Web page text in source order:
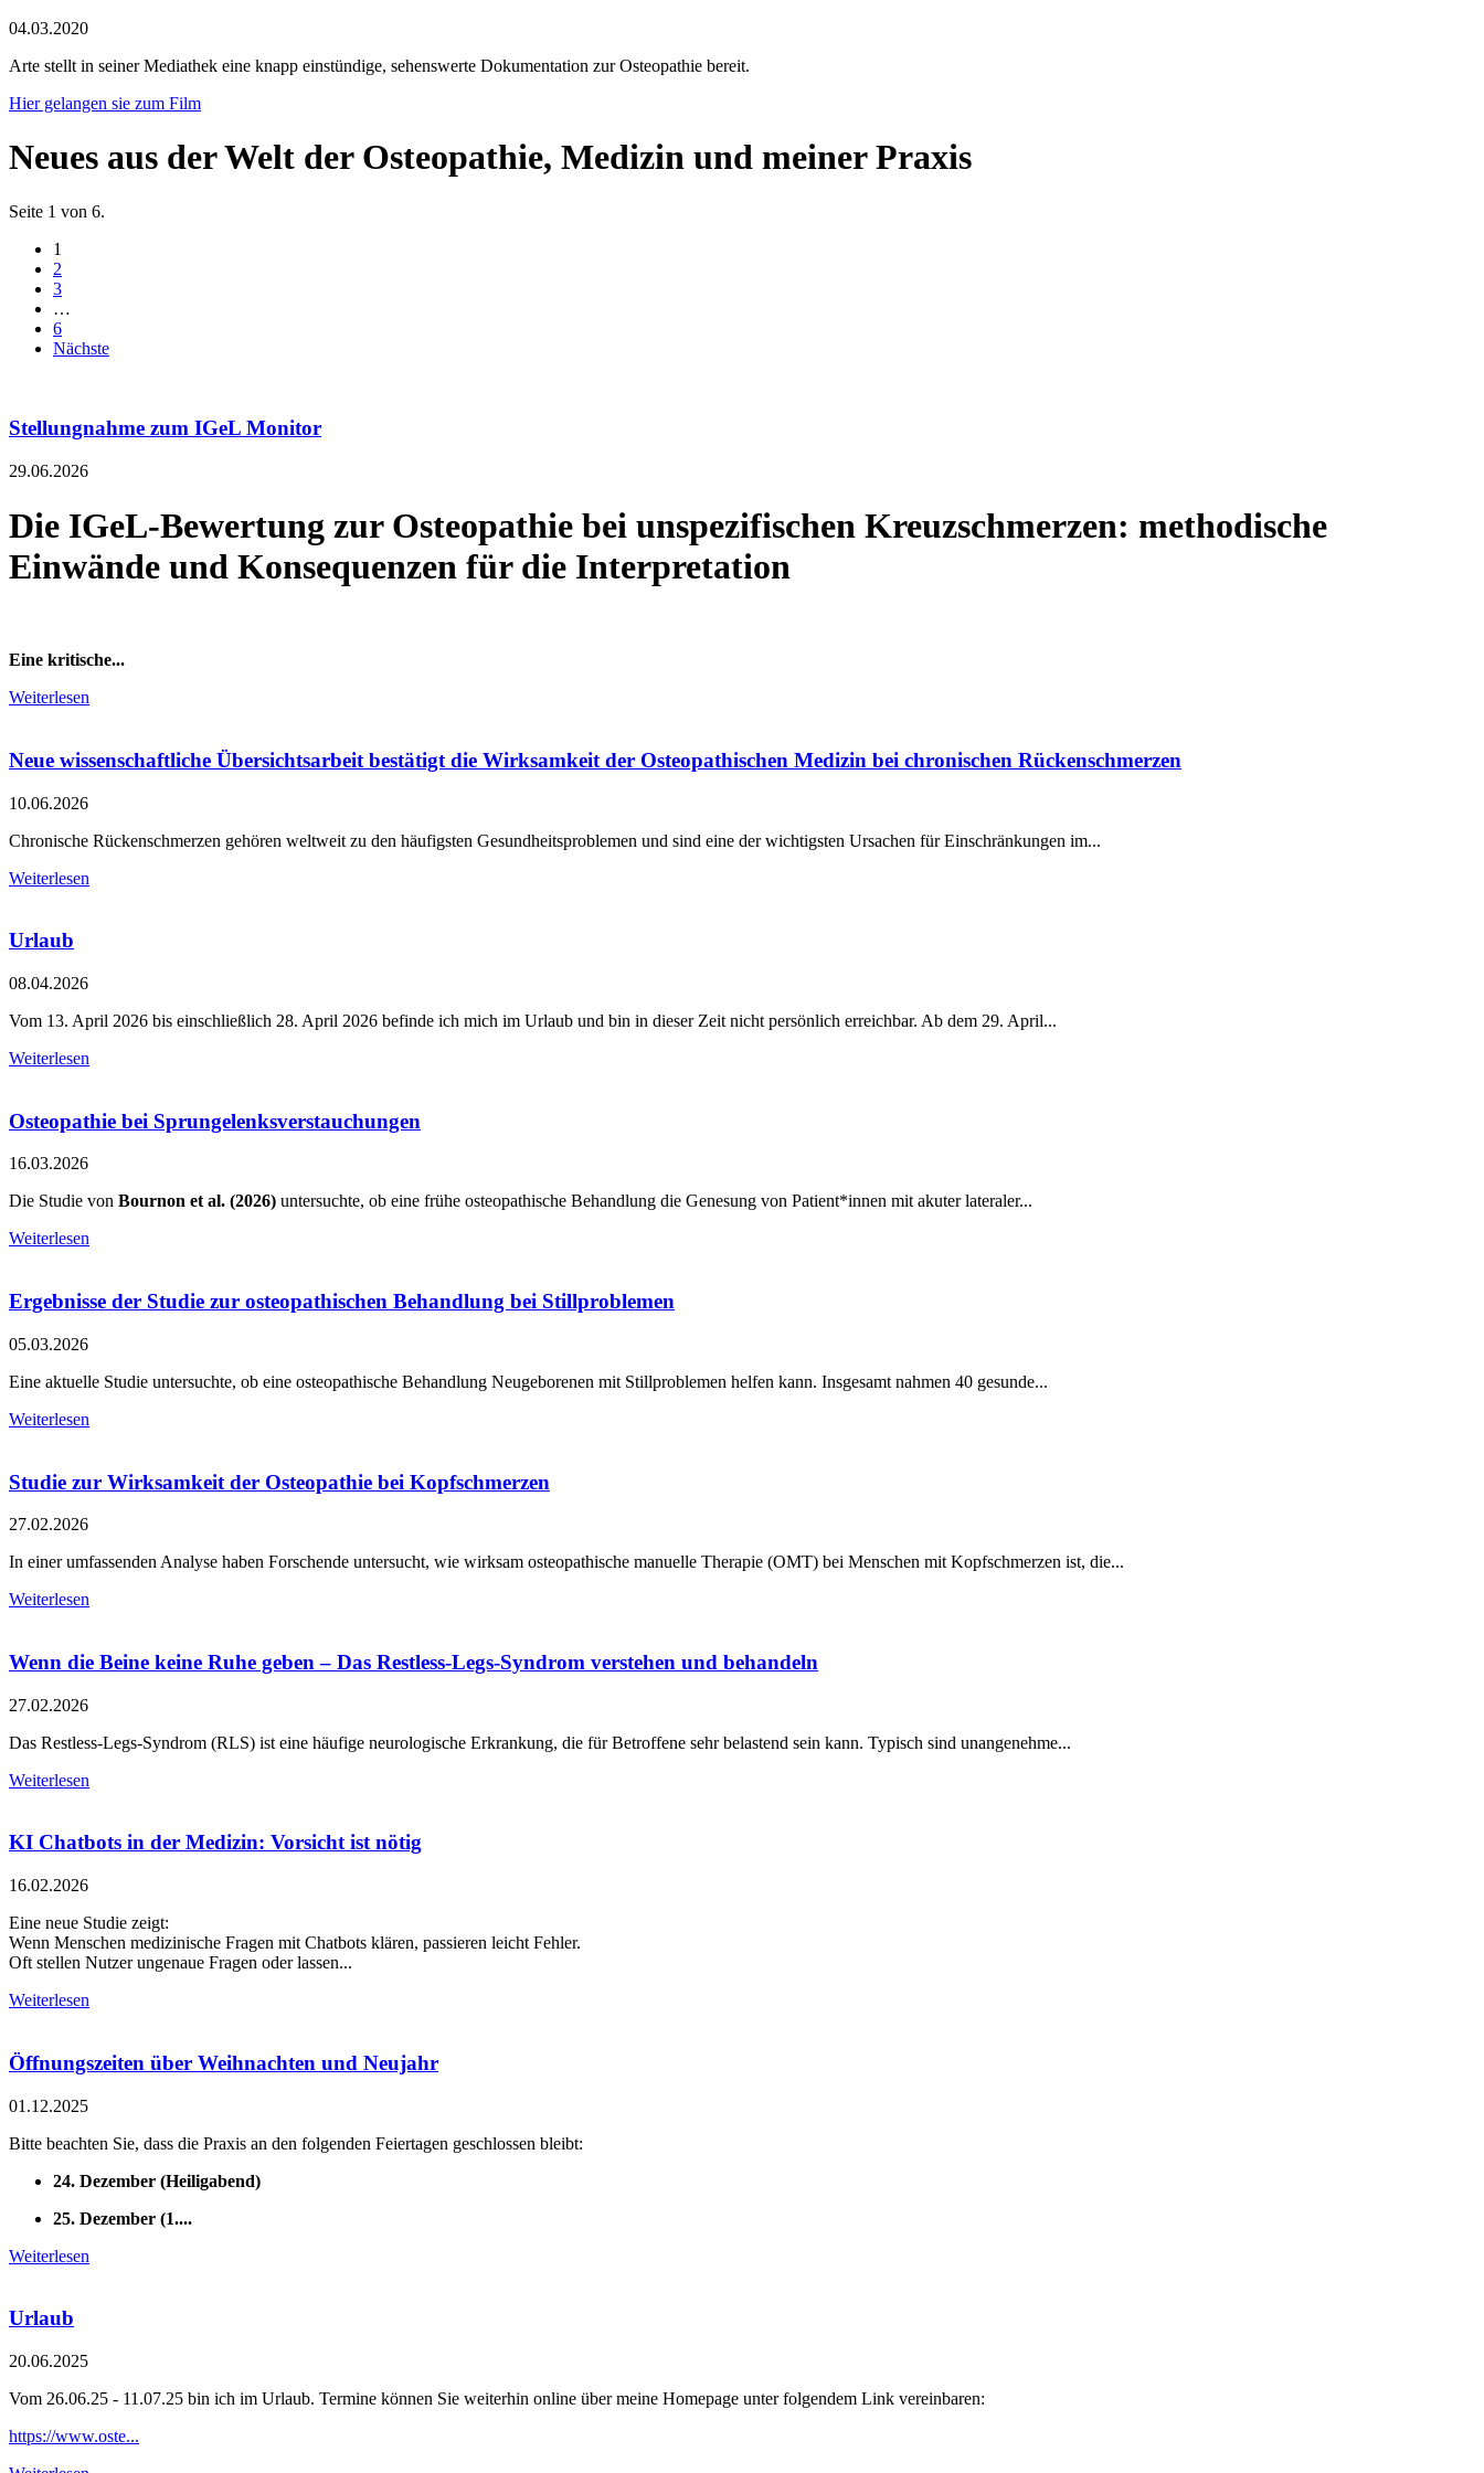
04.03.2020
Arte stellt in seiner Mediathek eine knapp einstündige, sehenswerte Dokumentation zur Osteopathie bereit.
Hier gelangen sie zum Film
Neues aus der Welt der Osteopathie, Medizin und meiner Praxis
Seite 1 von 6.
1
2
3
…
6
Nächste
Stellungnahme zum IGeL Monitor
29.06.2026
Die IGeL-Bewertung zur Osteopathie bei unspezifischen Kreuzschmerzen: methodische
Einwände und Konsequenzen für die Interpretation
Eine kritische...
Weiterlesen
Neue wissenschaftliche Übersichtsarbeit bestätigt die Wirksamkeit der Osteopathischen Medizin bei chronischen Rückenschmerzen
10.06.2026
Chronische Rückenschmerzen gehören weltweit zu den häufigsten Gesundheitsproblemen und sind eine der wichtigsten Ursachen für Einschränkungen im...
Weiterlesen
Urlaub
08.04.2026
Vom 13. April 2026 bis einschließlich 28. April 2026 befinde ich mich im Urlaub und bin in dieser Zeit nicht persönlich erreichbar. Ab dem 29. April...
Weiterlesen
Osteopathie bei Sprungelenksverstauchungen
16.03.2026
Die Studie von Bournon et al. (2026) untersuchte, ob eine frühe osteopathische Behandlung die Genesung von Patient*innen mit akuter lateraler...
Weiterlesen
Ergebnisse der Studie zur osteopathischen Behandlung bei Stillproblemen
05.03.2026
Eine aktuelle Studie untersuchte, ob eine osteopathische Behandlung Neugeborenen mit Stillproblemen helfen kann. Insgesamt nahmen 40 gesunde...
Weiterlesen
Studie zur Wirksamkeit der Osteopathie bei Kopfschmerzen
27.02.2026
In einer umfassenden Analyse haben Forschende untersucht, wie wirksam osteopathische manuelle Therapie (OMT) bei Menschen mit Kopfschmerzen ist, die...
Weiterlesen
Wenn die Beine keine Ruhe geben – Das Restless-Legs-Syndrom verstehen und behandeln
27.02.2026
Das Restless-Legs-Syndrom (RLS) ist eine häufige neurologische Erkrankung, die für Betroffene sehr belastend sein kann. Typisch sind unangenehme...
Weiterlesen
KI Chatbots in der Medizin: Vorsicht ist nötig
16.02.2026
Eine neue Studie zeigt:
Wenn Menschen medizinische Fragen mit Chatbots klären, passieren leicht Fehler.
Oft stellen Nutzer ungenaue Fragen oder lassen...
Weiterlesen
Öffnungszeiten über Weihnachten und Neujahr
01.12.2025
Bitte beachten Sie, dass die Praxis an den folgenden Feiertagen geschlossen bleibt:
24. Dezember (Heiligabend)
25. Dezember (1....
Weiterlesen
Urlaub
20.06.2025
Vom 26.06.25 - 11.07.25 bin ich im Urlaub. Termine können Sie weiterhin online über meine Homepage unter folgendem Link vereinbaren:
https://www.oste...